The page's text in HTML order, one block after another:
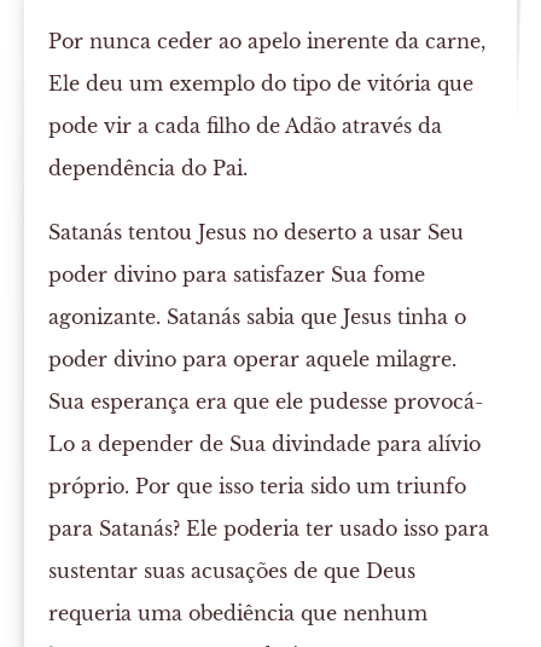
Por nunca ceder ao apelo inerente da carne,
Ele deu um exemplo do tipo de vitória que
pode vir a cada filho de Adão através da
dependência do Pai.
Satanás tentou Jesus no deserto a usar Seu
poder divino para satisfazer Sua fome
agonizante. Satanás sabia que Jesus tinha o
poder divino para operar aquele milagre.
Sua esperança era que ele pudesse provocá-
Lo a depender de Sua divindade para alívio
próprio. Por que isso teria sido um triunfo
para Satanás? Ele poderia ter usado isso para
sustentar suas acusações de que Deus
requeria uma obediência que nenhum